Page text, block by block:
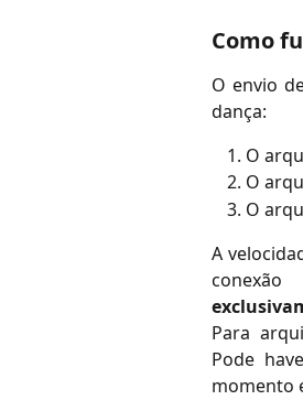
Como
O envio
dança:
O
O
O
A
Para
Pode
momento